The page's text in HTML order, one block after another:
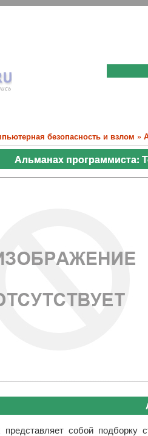
безопасность и взлом »
Альманах программиста:
представляет собой подборку